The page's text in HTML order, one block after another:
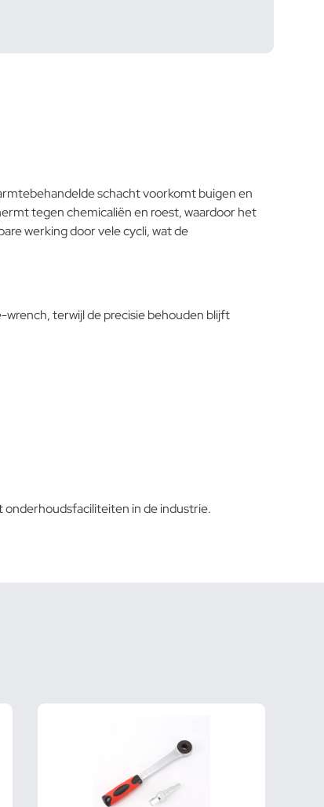
schacht voorkomt buigen en
tegen chemicaliën en roest, waardoor het
werking door vele cycli, wat de
terwijl de precisie behouden blijft
in de industrie.